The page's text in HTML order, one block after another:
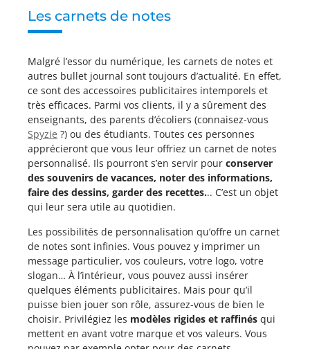
Les carnets de notes
Malgré l’essor du numérique, les carnets de notes et
autres bullet journal sont toujours d’actualité. En effet,
ce sont des accessoires publicitaires intemporels et
très efficaces. Parmi vos clients, il y a sûrement des
enseignants, des parents d’écoliers (connaisez-vous
Spyzie ?) ou des étudiants. Toutes ces personnes
apprécieront que vous leur offriez un carnet de notes
personnalisé. Ils pourront s’en servir pour conserver
des souvenirs de vacances, noter des informations,
faire des dessins, garder des recettes... C’est un objet
qui leur sera utile au quotidien.
Les possibilités de personnalisation qu’offre un carnet
de notes sont infinies. Vous pouvez y imprimer un
message particulier, vos couleurs, votre logo, votre
slogan… À l’intérieur, vous pouvez aussi insérer
quelques éléments publicitaires. Mais pour qu’il
puisse bien jouer son rôle, assurez-vous de bien le
choisir. Privilégiez les modèles rigides et raffinés qui
mettent en avant votre marque et vos valeurs. Vous